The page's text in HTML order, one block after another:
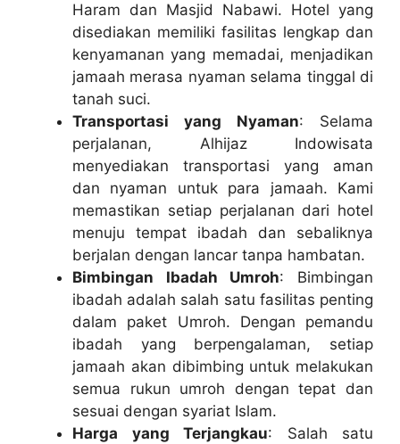
Haram dan Masjid Nabawi. Hotel yang
disediakan memiliki fasilitas lengkap dan
kenyamanan yang memadai, menjadikan
jamaah merasa nyaman selama tinggal di
tanah suci.
Transportasi yang Nyaman: Selama
perjalanan, Alhijaz Indowisata
menyediakan transportasi yang aman
dan nyaman untuk para jamaah. Kami
memastikan setiap perjalanan dari hotel
menuju tempat ibadah dan sebaliknya
berjalan dengan lancar tanpa hambatan.
Bimbingan Ibadah Umroh: Bimbingan
ibadah adalah salah satu fasilitas penting
dalam paket Umroh. Dengan pemandu
ibadah yang berpengalaman, setiap
jamaah akan dibimbing untuk melakukan
semua rukun umroh dengan tepat dan
sesuai dengan syariat Islam.
Harga yang Terjangkau: Salah satu